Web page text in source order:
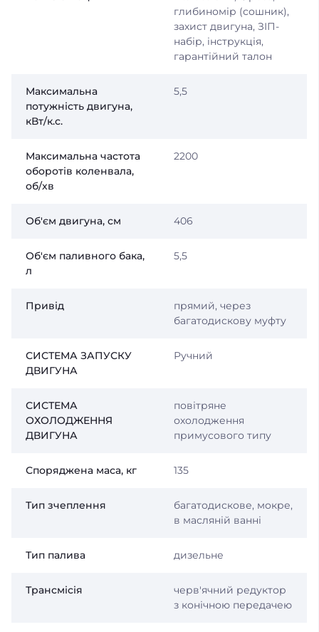
глибиномір (сошник),
захист двигуна, ЗІП-
набір, інструкція,
гарантійний талон
Максимальна
потужність двигуна,
кВт/к.с.
5,5
Максимальна частота
оборотів коленвала,
об/хв
2200
Об'єм двигуна, см 406
Об'єм паливного бака,
л
5,5
Привід
прямий, через
багатодискову муфту
СИСТЕМА ЗАПУСКУ
ДВИГУНА
Ручний
СИСТЕМА
ОХОЛОДЖЕННЯ
ДВИГУНА
повітряне
охолодження
примусового типу
Споряджена маса, кг 135
Тип зчеплення
багатодискове, мокре,
в масляній ванні
Тип палива дизельне
Трансмісія
черв'ячний редуктор
з конічною передачею